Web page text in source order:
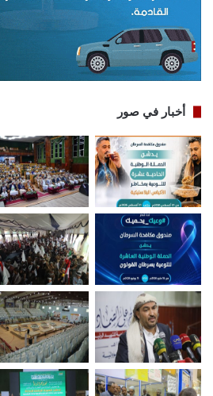
أخبار في صور